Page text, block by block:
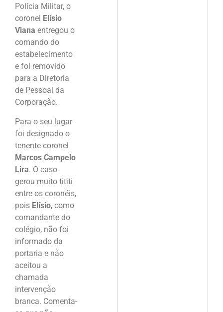
Polícia Militar, o
coronel Elísio
Viana entregou o
comando do
estabelecimento
e foi removido
para a Diretoria
de Pessoal da
Corporação.
Para o seu lugar
foi designado o
tenente coronel
Marcos Campelo
Lira. O caso
gerou muito tititi
entre os coronéis,
pois Elísio, como
comandante do
colégio, não foi
informado da
portaria e não
aceitou a
chamada
intervenção
branca. Comenta-